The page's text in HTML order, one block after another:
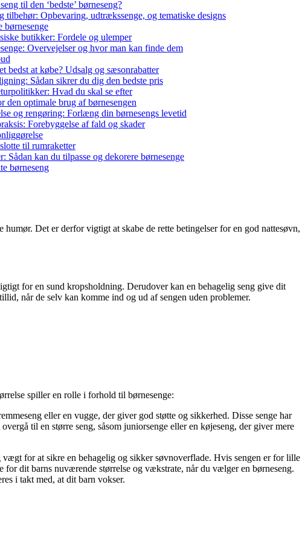
til den ‘bedste’ børneseng?
tilbehør: Opbevaring, udtrækssenge, og tematiske designs
børnesenge
butikker: Fordele og ulemper
Overvejelser og hvor man kan finde dem
bedst at købe? Udsalg og sæsonrabatter
Sådan sikrer du dig den bedste pris
Hvad du skal se efter
den optimale brug af børnesengen
og rengøring: Forlæng din børnesengs levetid
Forebyggelse af fald og skader
til rumraketter
Sådan kan du tilpasse og dekorere børnesenge
børneseng
Det er derfor vigtigt at skabe de rette betingelser for en god nattesøvn,
for en sund kropsholdning. Derudover kan en behagelig seng give dit
når de selv kan komme ind og ud af sengen uden problemer.
spiller en rolle i forhold til børnesenge:
eller en vugge, der giver god støtte og sikkerhed. Disse senge har
til en større seng, såsom juniorsenge eller en køjeseng, der giver mere
for at sikre en behagelig og sikker søvnoverflade. Hvis sengen er for lille
dit barns nuværende størrelse og vækstrate, når du vælger en børneseng.
i takt med, at dit barn vokser.